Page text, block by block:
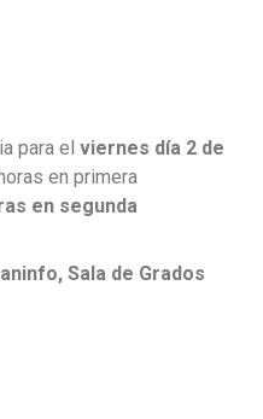
para el viernes día 2 de
en primera
en segunda
Sala de Grados